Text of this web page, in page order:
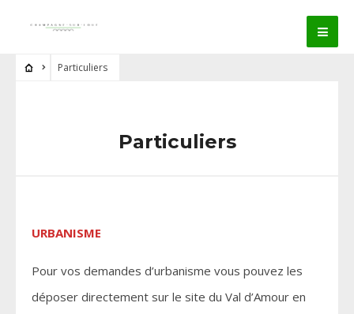
Particuliers
Particuliers
URBANISME
Pour vos demandes d’urbanisme vous pouvez les
déposer directement sur le site du Val d’Amour en